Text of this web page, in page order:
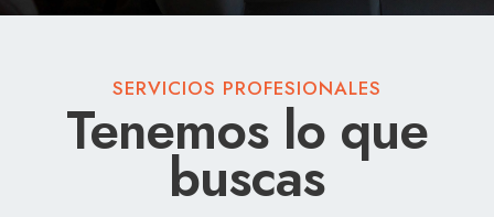
SERVICIOS PROFESIONALES
Tenemos lo que
buscas